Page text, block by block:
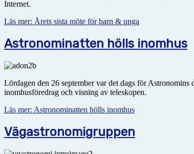
Internet.
Läs mer: Årets sista möte för barn & unga
Astronominatten hölls inomhus
Lördagen den 26 september var det dags för
inomhusföredrag och visning av teleskopen.
Läs mer: Astronominatten hölls inomhus
Vägastronomigruppen